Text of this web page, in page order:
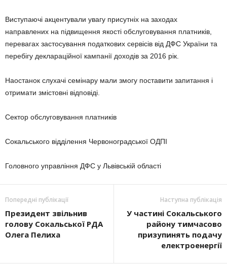
Виступаючі акцентували увагу присутніх на заходах
направлених на підвищення якості обслуговування платників,
перевагах застосування податкових сервісів від ДФС України та
перебігу деклараційної кампанії доходів за 2016 рік.
Наостанок слухачі семінару мали змогу поставити запитання і
отримати змістовні відповіді.
Сектор обслуговування платників
Сокальського відділення Червоноградської ОДПІ
Головного управління ДФС у Львівській області
Попередні публікації
Президент звільнив
голову Сокальської РДА
Олега Пелиха
Наступна публікація
У частині Сокальського
району тимчасово
призупинять подачу
електроенергії